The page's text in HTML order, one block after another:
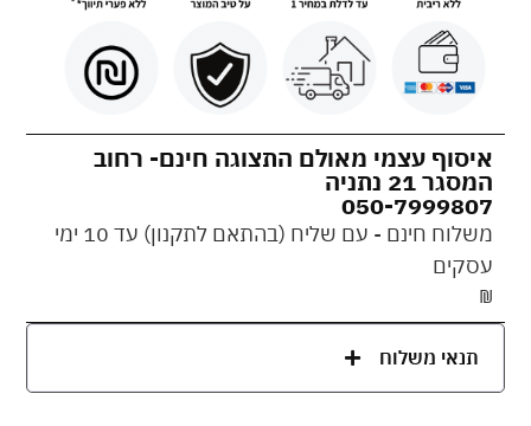
איסוף עצמי מאולם התצוגה חינם- רחוב
המסגר 21 נתניה
050-7999807
משלוח חינם - עם שליח (בהתאם לתקנון) עד 10 ימי
עסקים
₪
תנאי משלוח